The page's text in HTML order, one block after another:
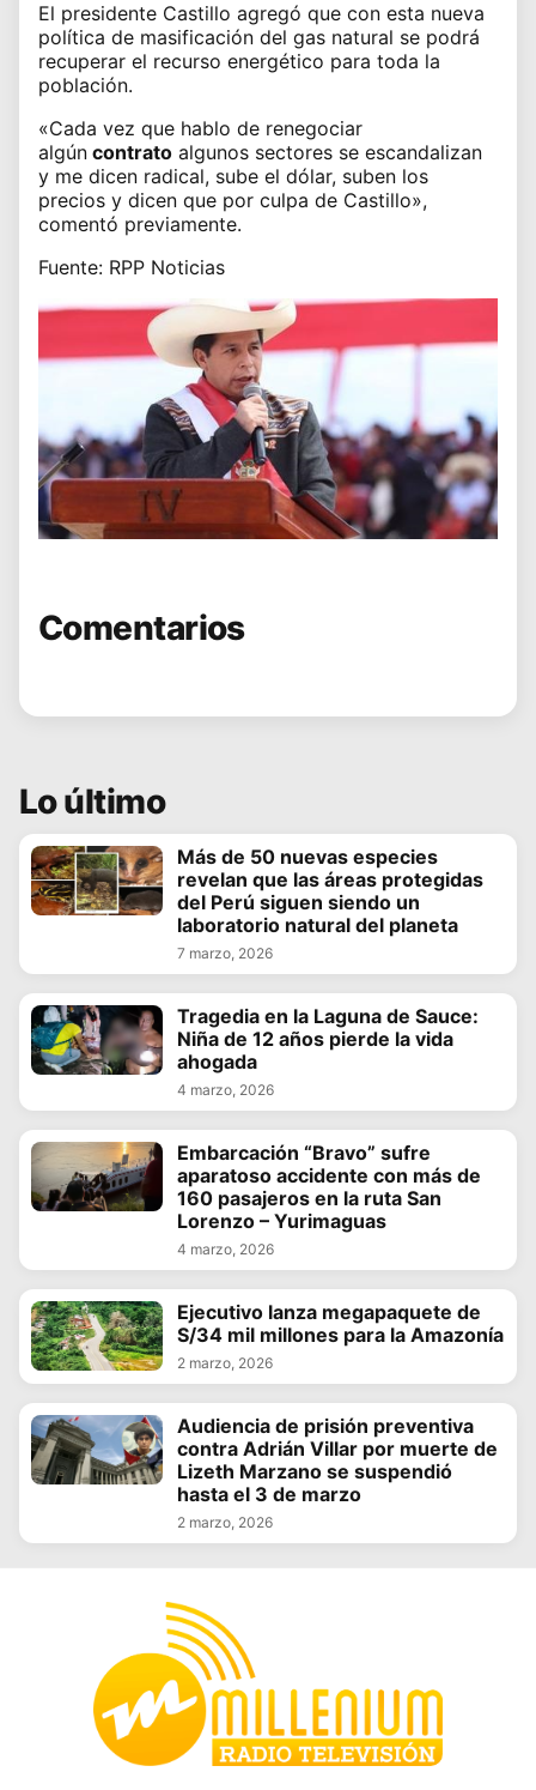
El presidente Castillo agregó que con esta nueva
política de masificación del gas natural se podrá
recuperar el recurso energético para toda la
población.
«Cada vez que hablo de renegociar
algún contrato algunos sectores se escandalizan
y me dicen radical, sube el dólar, suben los
precios y dicen que por culpa de Castillo»,
comentó previamente.
Fuente: RPP Noticias
Comentarios
Lo último
Más de 50 nuevas especies
revelan que las áreas protegidas
del Perú siguen siendo un
laboratorio natural del planeta
7 marzo, 2026
Tragedia en la Laguna de Sauce:
Niña de 12 años pierde la vida
ahogada
4 marzo, 2026
Embarcación “Bravo” sufre
aparatoso accidente con más de
160 pasajeros en la ruta San
Lorenzo – Yurimaguas
4 marzo, 2026
Ejecutivo lanza megapaquete de
S/34 mil millones para la Amazonía
2 marzo, 2026
Audiencia de prisión preventiva
contra Adrián Villar por muerte de
Lizeth Marzano se suspendió
hasta el 3 de marzo
2 marzo, 2026